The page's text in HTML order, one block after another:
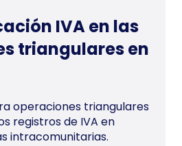
IVA en las
triangulares en
operaciones triangulares
registros de IVA en
intracomunitarias.